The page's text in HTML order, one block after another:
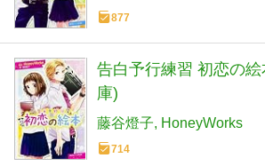
877
告白予行練習 初恋の
庫)
藤谷燈子 HoneyWorks
714